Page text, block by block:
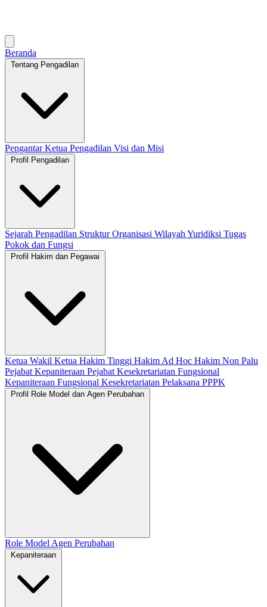
Beranda
Tentang Pengadilan
Pengantar Ketua Pengadilan Visi dan Misi
Profil Pengadilan
Sejarah Pengadilan Struktur Organisasi Wilayah Yuridiksi Tugas
Pokok dan Fungsi
Profil Hakim dan Pegawai
Ketua Wakil Ketua Hakim Tinggi Hakim Ad Hoc Hakim Non Palu
Pejabat Kepaniteraan Pejabat Kesekretariatan Fungsional
Kepaniteraan Fungsional Kesekretariatan Pelaksana PPPK
Profil Role Model dan Agen Perubahan
Role Model Agen Perubahan
Kepaniteraan